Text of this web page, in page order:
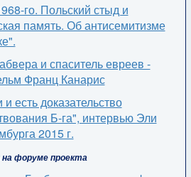
го. Польский стыд и
память. Об антисемитизме
и спаситель евреев -
Франц Канарис
есть доказательство
Б-га", интервью Эли
2015 г.
форуме проекта